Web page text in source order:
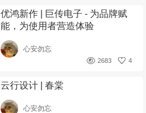
优鸿新作 | 巨传电子 - 为品牌赋
能，为使用者营造体验
心安勿忘
4
2683
云行设计 | 春棠
心安勿忘